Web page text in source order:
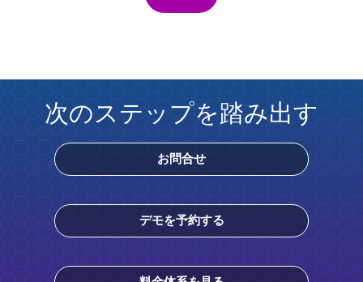
次のステップを踏み出す
お問合せ
デモを予約する